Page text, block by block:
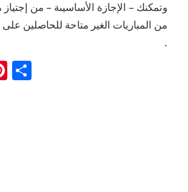
وتمكنك – الإجازة الأساسيىة – من
من المباريات الغير متاحة للحاصلين على
.
Pinterest